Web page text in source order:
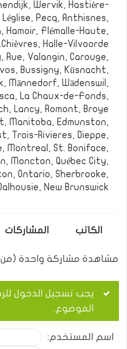
Wervik, Hastière-
Pecq, Anthisnes,
Hamoir, Flémalle-Haute,
Chièvres, Halle-Vilvoorde.
Rue, Valangin, Carouge,
Bussigny, Küsnacht,
Männedorf, Wädenswil,
La Chaux-de-Fonds,
Lancy, Romont, Broye.
Manitoba, Edmunston,
Trois-Rivieres, Dieppe,
Montreal, St. Boniface,
Moncton, Québec City,
Ontario, Sherbrooke,
New Brunswick.
الكاتب المشاركات
مشاهدة مشاركة واحدة (من
يجب تسجيل الدخول
الموضوع.
اسم المستخدم: